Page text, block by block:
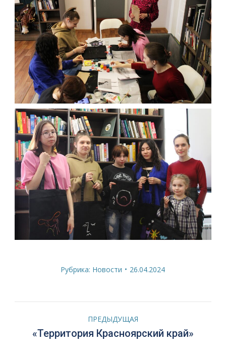
Рубрика: Новости 26.04.2024
Навигация
по
ПРЕДЫДУЩАЯ
Предыдущая
запись:
«Территория Красноярский край»